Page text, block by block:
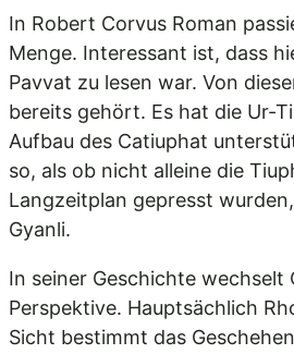
In Robert Corvus Roman
Menge. Interessant ist, dass
Pavvat zu lesen war. Von
bereits gehört. Es hat die Ur-
Aufbau des Catiuphat
so, als ob nicht alleine die
Langzeitplan gepresst
Gyanli.
In seiner Geschichte wechselt
Perspektive. Hauptsächlich
Sicht bestimmt das